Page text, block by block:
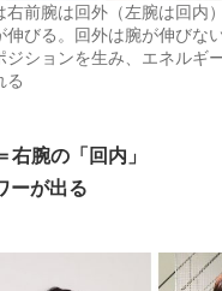
前腕は回外（左腕は回内
伸びる。回外は腕が伸びな
ションを生み、エネルギ
る
腕の「回内」
ーが出る